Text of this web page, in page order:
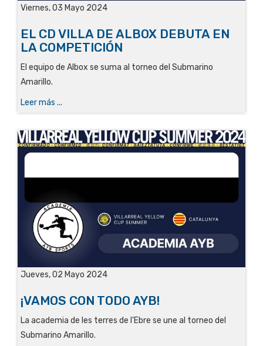
Viernes, 03 Mayo 2024
EL CD VILLA DE ALBOX DEBUTA EN
LA COMPETICIÓN
El equipo de Albox se suma al torneo del Submarino
Amarillo.
Leer más ...
Jueves, 02 Mayo 2024
¡VAMOS CON TODO AYB!
La academia de les terres de l'Ebre se une al torneo del
Submarino Amarillo.